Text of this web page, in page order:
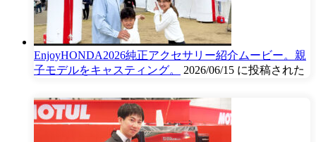
EnjoyHONDA2026純正アクセサリー紹介ムービー。親
子モデルをキャスティング。
2026/06/15 に投稿された